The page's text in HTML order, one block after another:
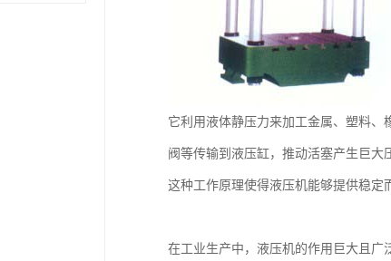
它利用液体静压力来加工金属、塑料
阀等传输到液压缸，推动活塞产生巨大
这种工作原理使得液压机能够提供稳定
在工业生产中，液压机的作用巨大且广